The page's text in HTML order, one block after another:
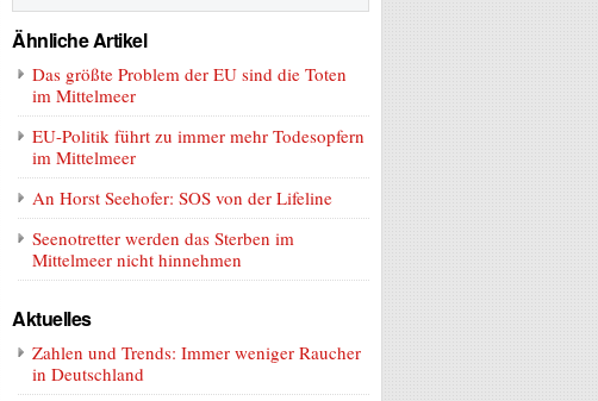
Ähnliche Artikel
Das größte Problem der EU sind die Toten
im Mittelmeer
EU-Politik führt zu immer mehr Todesopfern
im Mittelmeer
An Horst Seehofer: SOS von der Lifeline
Seenotretter werden das Sterben im
Mittelmeer nicht hinnehmen
Aktuelles
Zahlen und Trends: Immer weniger Raucher
in Deutschland